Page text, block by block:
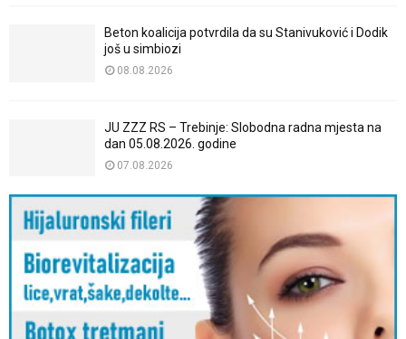
Beton koalicija potvrdila da su Stanivuković i Dodik
još u simbiozi
08.08.2026
JU ZZZ RS – Trebinje: Slobodna radna mjesta na
dan 05.08.2026. godine
07.08.2026